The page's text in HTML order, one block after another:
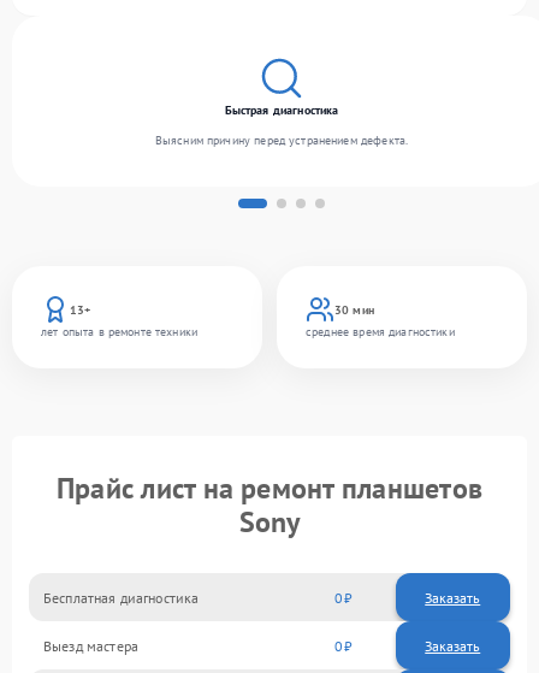
13+
лет опыта в ремонте техники
30 мин
среднее время диагностики
Быстрая диагностика
Выясним причину перед устранением дефекта.
Прайс лист на ремонт планшетов
Sony
Бесплатная диагностика 0 Заказать
Выезд мастера 0 Заказать